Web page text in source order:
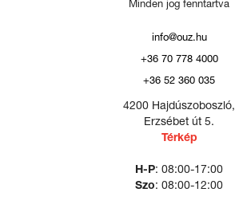
Minden jog fenntartva
info@ouz.hu
+36 70 778 4000
+36 52 360 035
4200 Hajdúszoboszló,
Erzsébet út 5.
Térkép
H-P: 08:00-17:00
Szo: 08:00-12:00